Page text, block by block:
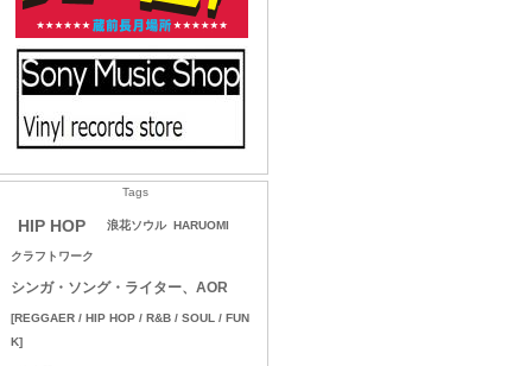
Tags
HIP HOP 浪花ソウル HARUOMI
クラフトワーク
シンガ・ソング・ライター、AOR
[REGGAER / HIP HOP / R&B / SOUL / FUN
K]